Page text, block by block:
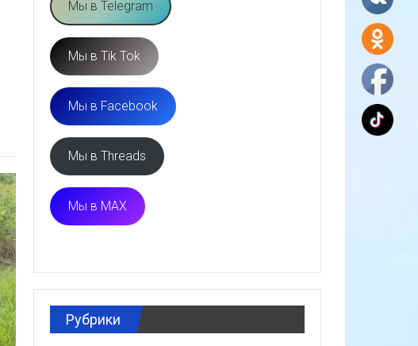
Мы в Telegram
Мы в Tik Tok
Мы в Facebook
Мы в Threads
Мы в MAX
Рубрики